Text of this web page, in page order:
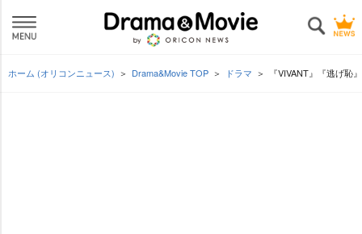
ホーム (オリコンニュース) Drama&Movie TOP ドラマ 『VIVANT』『逃げ恥